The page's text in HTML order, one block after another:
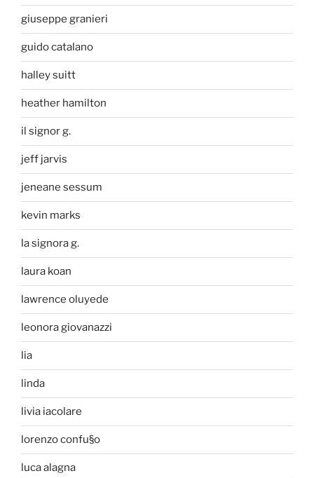
giuseppe granieri
guido catalano
halley suitt
heather hamilton
il signor g.
jeff jarvis
jeneane sessum
kevin marks
la signora g.
laura koan
lawrence oluyede
leonora giovanazzi
lia
linda
livia iacolare
lorenzo confu§o
luca alagna